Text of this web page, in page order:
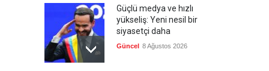
Güçlü medya ve hızlı
yükseliş: Yeni nesil bir
siyasetçi daha
Güncel 8 Ağustos 2026